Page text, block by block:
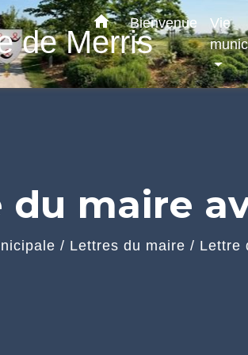
de Merris
home Bienvenue
Vie
maire
/ Lettres du maire / Lettre